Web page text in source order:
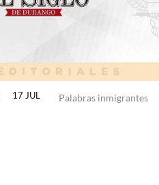
Palabras inmigrantes
17 JUL